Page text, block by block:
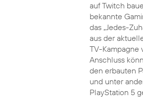
auf Twitch
bekannte
das „Jedes-
aus der
TV-Kampagne
Anschluss
den erbauten
und unter
PlayStation 5